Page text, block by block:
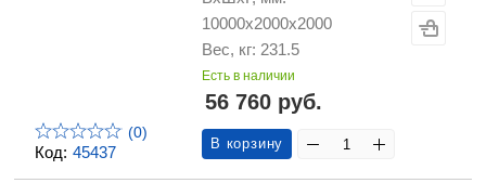
Код: 45437
(0)
10000х2000х2000
Вес, кг: 231.5
Есть в наличии
56 760 руб.
В корзину